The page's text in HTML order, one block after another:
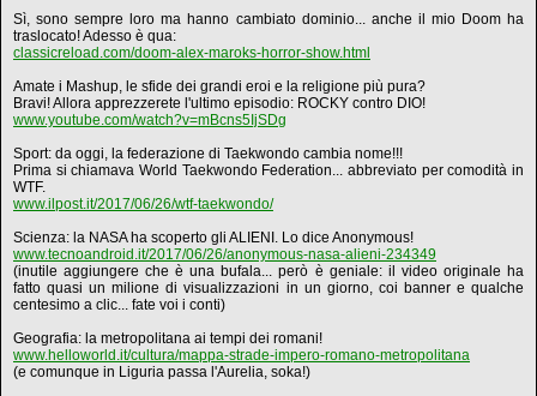
Sì, sono sempre loro ma hanno cambiato dominio... anche il mio Doom ha
traslocato! Adesso è qua:
classicreload.com/doom-alex-maroks-horror-show.html
Amate i Mashup, le sfide dei grandi eroi e la religione più pura?
Bravi! Allora apprezzerete l'ultimo episodio: ROCKY contro DIO!
www.youtube.com/watch?v=mBcns5IjSDg
Sport: da oggi, la federazione di Taekwondo cambia nome!!!
Prima si chiamava World Taekwondo Federation... abbreviato per comodità in
WTF.
www.ilpost.it/2017/06/26/wtf-taekwondo/
Scienza: la NASA ha scoperto gli ALIENI. Lo dice Anonymous!
www.tecnoandroid.it/2017/06/26/anonymous-nasa-alieni-234349
(inutile aggiungere che è una bufala... però è geniale: il video originale ha
fatto quasi un milione di visualizzazioni in un giorno, coi banner e qualche
centesimo a clic... fate voi i conti)
Geografia: la metropolitana ai tempi dei romani!
www.helloworld.it/cultura/mappa-strade-impero-romano-metropolitana
(e comunque in Liguria passa l'Aurelia, soka!)